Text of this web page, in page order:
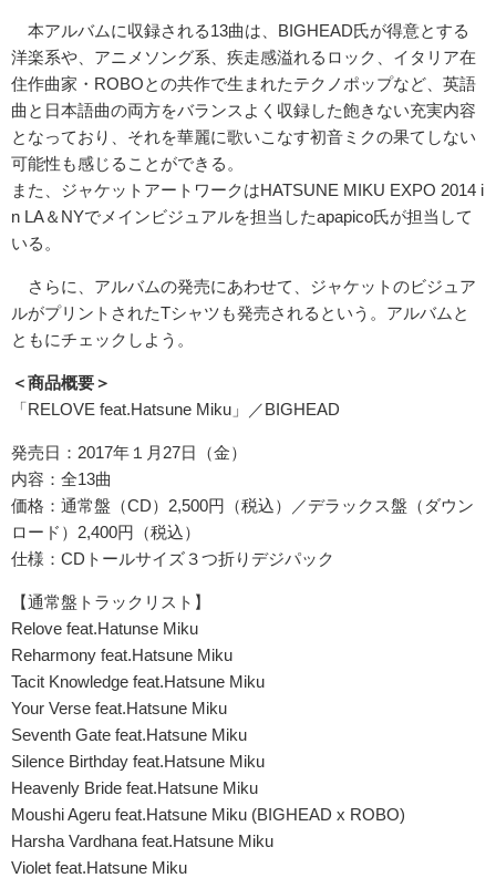
本アルバムに収録される13曲は、BIGHEAD氏が得意とする
洋楽系や、アニメソング系、疾走感溢れるロック、イタリア在
住作曲家・ROBOとの共作で生まれたテクノポップなど、英語
曲と日本語曲の両方をバランスよく収録した飽きない充実内容
となっており、それを華麗に歌いこなす初音ミクの果てしない
可能性も感じることができる。
また、ジャケットアートワークはHATSUNE MIKU EXPO 2014 i
n LA＆NYでメインビジュアルを担当したapapico氏が担当して
いる。
さらに、アルバムの発売にあわせて、ジャケットのビジュア
ルがプリントされたTシャツも発売されるという。アルバムと
ともにチェックしよう。
＜商品概要＞
「RELOVE feat.Hatsune Miku」／BIGHEAD
発売日：2017年１月27日（金）
内容：全13曲
価格：通常盤（CD）2,500円（税込）／デラックス盤（ダウン
ロード）2,400円（税込）
仕様：CDトールサイズ３つ折りデジパック
【通常盤トラックリスト】
Relove feat.Hatunse Miku
Reharmony feat.Hatsune Miku
Tacit Knowledge feat.Hatsune Miku
Your Verse feat.Hatsune Miku
Seventh Gate feat.Hatsune Miku
Silence Birthday feat.Hatsune Miku
Heavenly Bride feat.Hatsune Miku
Moushi Ageru feat.Hatsune Miku (BIGHEAD x ROBO)
Harsha Vardhana feat.Hatsune Miku
Violet feat.Hatsune Miku